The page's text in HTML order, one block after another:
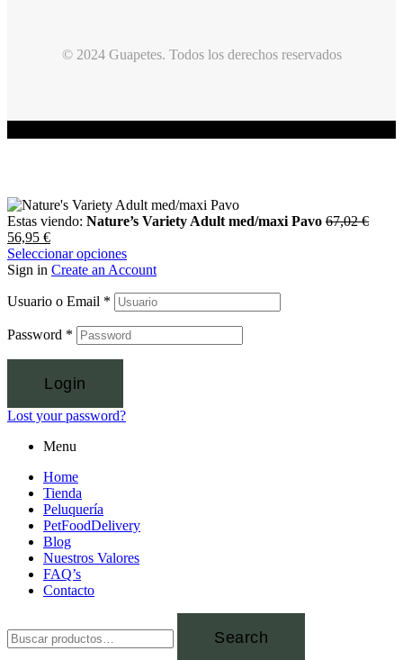
© 2024 Guapetes. Todos los derechos reservados
Estas viendo: Nature’s Variety Adult med/maxi Pavo 67,02€
56,95 €
Seleccionar opciones
Sign in Create an Account
Usuario o Email *
Password *
Login
Lost your password?
Menu
Home
Tienda
Peluquería
PetFoodDelivery
Blog
Nuestros Valores
FAQ’s
Contacto
Search